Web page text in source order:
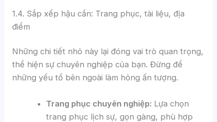
1.4. Sắp xếp hậu cần: Trang phục, tài liệu, địa
điểm
Những chi tiết nhỏ này lại đóng vai trò quan trọng,
thể hiện sự chuyên nghiệp của bạn. Đừng để
những yếu tố bên ngoài làm hỏng ấn tượng.
Trang phục chuyên nghiệp: Lựa chọn
trang phục lịch sự, gọn gàng, phù hợp